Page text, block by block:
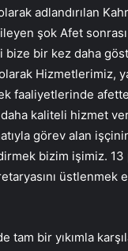
adlandırılan
şok Afet
bize bir kez daha
Hizmetlerimiz,
faaliyetlerinde
daha kaliteli hizmet
görev alan
bizim işimiz. 13
üstlenmek
tam bir yıkımla